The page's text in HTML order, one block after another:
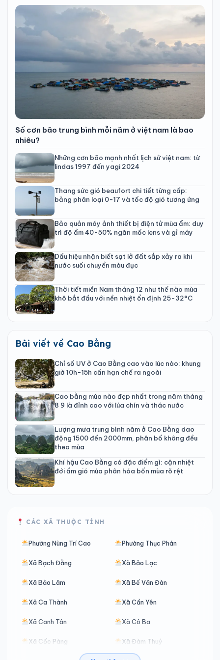
Số cơn bão trung bình mỗi năm ở việt nam là bao
nhiêu?
Những cơn bão mạnh nhất lịch sử việt nam: từ
lindas 1997 đến yagi 2024
Thang sức gió beaufort chi tiết từng cấp:
bảng phân loại 0-17 và tốc độ gió tương ứng
Bảo quản máy ảnh thiết bị điện tử mùa ẩm: duy
trì độ ẩm 40-50% ngăn mốc lens và gỉ máy
Dấu hiệu nhận biết sạt lở đất sắp xảy ra khi
nước suối chuyển màu đục
Thời tiết miền Nam tháng 12 như thế nào mùa
khô bắt đầu với nền nhiệt ổn định 25-32°C
Bài viết về Cao Bằng
Chỉ số UV ở Cao Bằng cao vào lúc nào: khung
giờ 10h-15h cần hạn chế ra ngoài
Cao bằng mùa nào đẹp nhất trong năm tháng
8 9 là đỉnh cao với lúa chín và thác nước
Lượng mưa trung bình năm ở Cao Bằng dao
động 1500 đến 2000mm, phân bố không đều
theo mùa
Khí hậu Cao Bằng có đặc điểm gì: cận nhiệt
đới ẩm gió mùa phân hóa bốn mùa rõ rệt
CÁC XÃ THUỘC TỈNH
Phường Nùng Trí Cao Phường Thục Phán
Xã Bạch Đằng Xã Bảo Lạc
Xã Bảo Lâm Xã Bế Văn Đàn
Xã Ca Thành Xã Cần Yên
Xã Canh Tân Xã Cô Ba
Xã Cốc Pàng Xã Đàm Thuỷ